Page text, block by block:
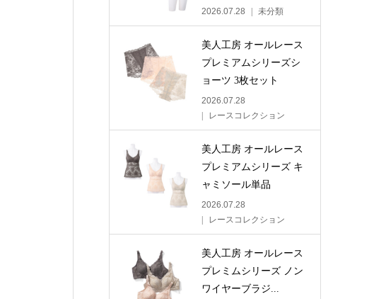
2026.07.28 未分類
美人工房 オールレース
プレミアムシリーズシ
ョーツ 3枚セット
2026.07.28
レースコレクション
美人工房 オールレース
プレミアムシリーズ キ
ャミソール単品
2026.07.28
レースコレクション
美人工房 オールレース
プレミムシリーズ ノン
ワイヤーブラジ...